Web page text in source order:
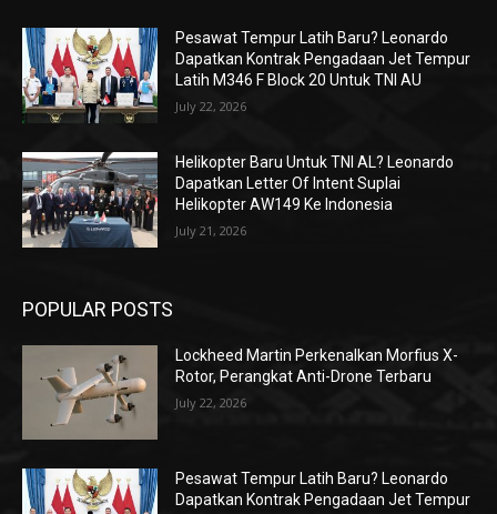
Pesawat Tempur Latih Baru? Leonardo
Dapatkan Kontrak Pengadaan Jet Tempur
Latih M346 F Block 20 Untuk TNI AU
July 22, 2026
Helikopter Baru Untuk TNI AL? Leonardo
Dapatkan Letter Of Intent Suplai
Helikopter AW149 Ke Indonesia
July 21, 2026
POPULAR POSTS
Lockheed Martin Perkenalkan Morfius X-
Rotor, Perangkat Anti-Drone Terbaru
July 22, 2026
Pesawat Tempur Latih Baru? Leonardo
Dapatkan Kontrak Pengadaan Jet Tempur